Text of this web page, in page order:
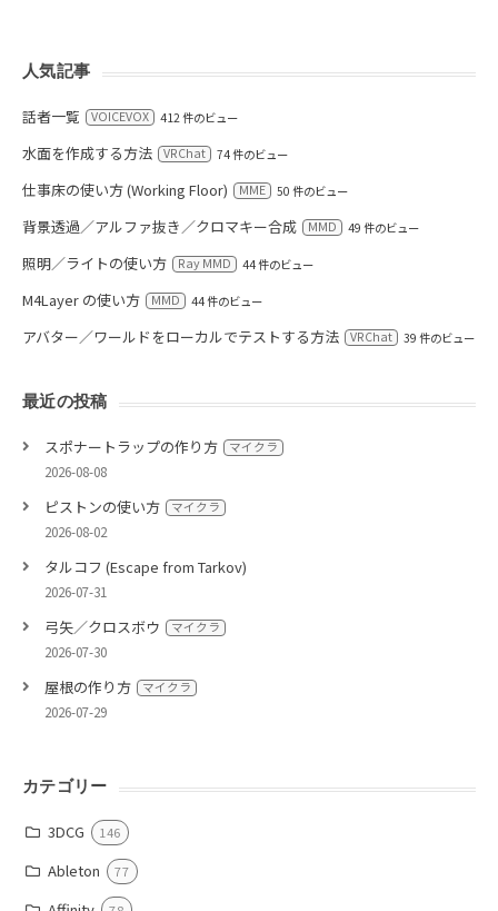
人気記事
話者一覧 VOICEVOX 412 件のビュー
水面を作成する方法 VRChat 74 件のビュー
仕事床の使い方 (Working Floor) MME 50 件のビュー
背景透過／アルファ抜き／クロマキー合成 MMD 49 件のビュー
照明／ライトの使い方 Ray MMD 44 件のビュー
M4Layer の使い方 MMD 44 件のビュー
アバター／ワールドをローカルでテストする方法 VRChat 39 件のビュー
最近の投稿
スポナートラップの作り方 マイクラ
2026-08-08
ピストンの使い方 マイクラ
2026-08-02
タルコフ (Escape from Tarkov)
2026-07-31
弓矢／クロスボウ マイクラ
2026-07-30
屋根の作り方 マイクラ
2026-07-29
カテゴリー
3DCG 146
Ableton 77